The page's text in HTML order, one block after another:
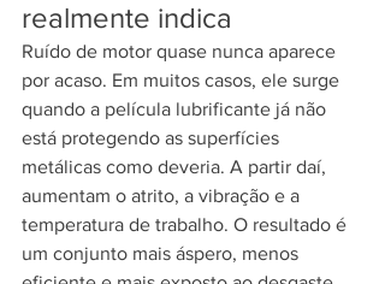
realmente indica
Ruído de motor quase nunca aparece
por acaso. Em muitos casos, ele surge
quando a película lubrificante já não
está protegendo as superfícies
metálicas como deveria. A partir daí,
aumentam o atrito, a vibração e a
temperatura de trabalho. O resultado é
um conjunto mais áspero, menos